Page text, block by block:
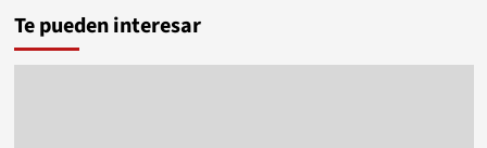
Te pueden interesar